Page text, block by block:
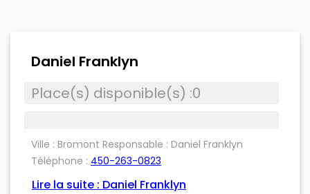
Daniel Franklyn
Place(s) disponible(s) :0
Ville : Bromont Responsable : Daniel Franklyn
Téléphone : 450-263-0823
Lire la suite : Daniel Franklyn